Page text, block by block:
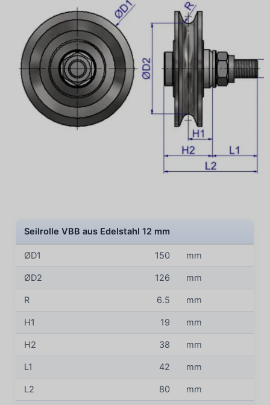
Seilrolle VBB aus Edelstahl 12 mm
ØD1 150 mm
ØD2 126 mm
R 6.5 mm
H1 19 mm
H2 38 mm
L1 42 mm
L2 80 mm